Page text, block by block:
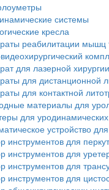
системы
кресла
реабилитации мышц
для лазерной
для дистанционной
для контактной
материалы для
для
устройство
инструментов для
инструментов для
инструментов для
инструментов для